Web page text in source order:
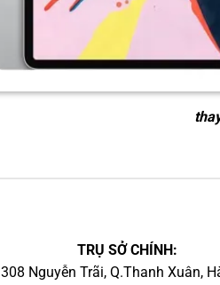
TRỤ SỞ CHÍNH:
308 Nguyễn Trãi, Q.Thanh Xuân,